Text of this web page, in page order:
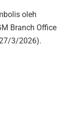
oleh
Branch Office
3/2026).